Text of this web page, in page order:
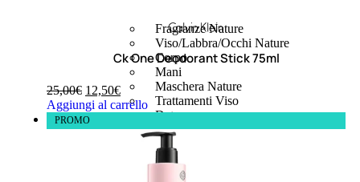
Fragranze Nature
Viso/Labbra/Occhi Nature
Corpo
Mani
Maschera Nature
Trattamenti Viso
Detergenza
Bagno Nature
Deodoranti
Ck One Deodorant Stick 75ml
25,00€ 12,50€
Aggiungi al carrello
PROMO